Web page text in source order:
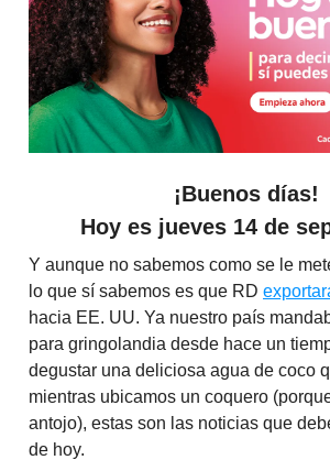
¡Buenos días!
Hoy es jueves 14 de
Y aunque no sabemos como se le
lo que sí sabemos es que RD
hacia EE. UU. Ya nuestro país
para gringolandia desde hace un
degustar una deliciosa agua de coco
mientras ubicamos un coquero
antojo), estas son las noticias que
de hoy.